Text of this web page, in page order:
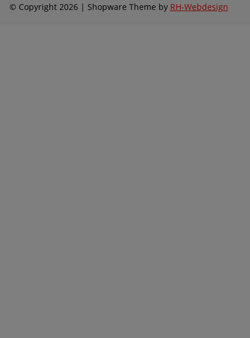
© Copyright 2026 | Shopware Theme by RH-Webdesign